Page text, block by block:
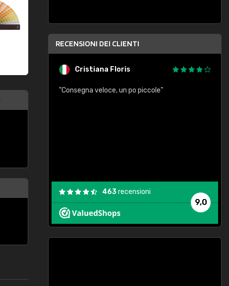
RECENSIONI DEI CLIENTI
Cristiana Floris
"Consegna veloce, un po piccole"
9,0
463recensioni